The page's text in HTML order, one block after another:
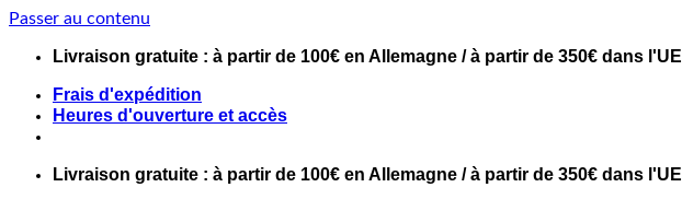
Passer au contenu
Livraison gratuite : à partir de 100€ en Allemagne / à partir de 350€ dans l'UE
Frais d'expédition
Heures d'ouverture et accès
Livraison gratuite : à partir de 100€ en Allemagne / à partir de 350€ dans l'UE